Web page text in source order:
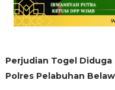
Perjudian Togel
Polres Pelabuhan